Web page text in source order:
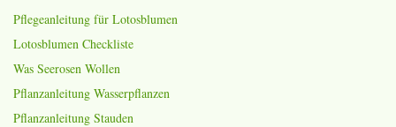
Pflegeanleitung für Lotosblumen
Lotosblumen Checkliste
Was Seerosen Wollen
Pflanzanleitung Wasserpflanzen
Pflanzanleitung Stauden